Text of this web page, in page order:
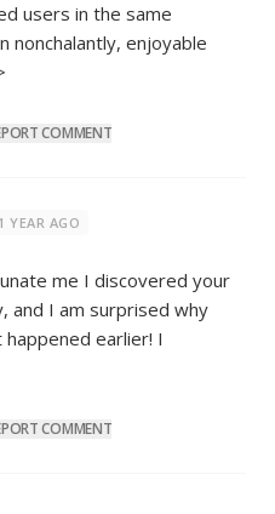
users in the same
nonchalantly, enjoyable
COMMENT
1 YEAR AGO
me I discovered your
and I am surprised why
earlier! I
COMMENT